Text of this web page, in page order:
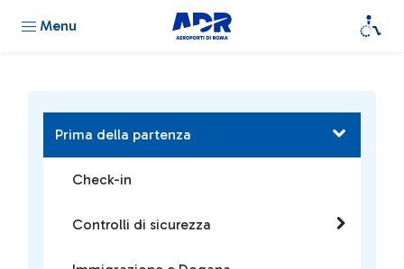
Menu
Prima della partenza
Check-in
Controlli di sicurezza